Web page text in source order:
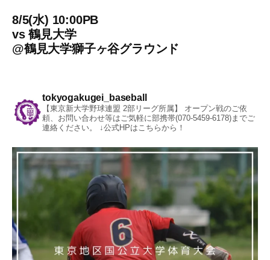
8/5(水) 10:00PB
vs鶴見大学
@鶴見大学獅子ヶ谷グラウンド
tokyogakugei_baseball
【東京新大学野球連盟 2部リーグ所属】
オープン戦のご依
頼、お問い合わせ等はご気軽に部携帯(070-5459-6178)までご
連絡ください。
↓公式HPはこちらから！